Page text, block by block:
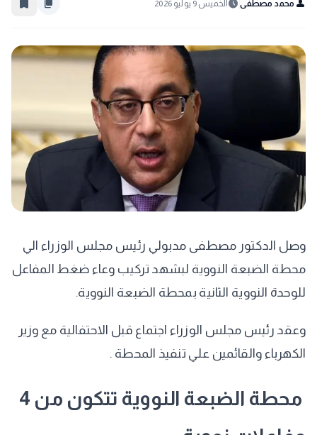
person محمد مصطفى schedule الخميس 9 يوليو 2026 content_copy
bookmark_border
وصل الدكتور مصطفى مدبولي رئيس مجلس الوزراء الي
محطة الضبعة النووية لبشهد تركيب وعاء ضغط المفاعل
للوحدة النووية الثانية بمحطة الضبعة النووية.
وعقد رئيس مجلس الوزراء اجتماع قبل الاحتفالية مع وزير
الكهرباء والقائمين علي تنفيذ المحطة .
محطة الضبعة النووية تتكون من 4